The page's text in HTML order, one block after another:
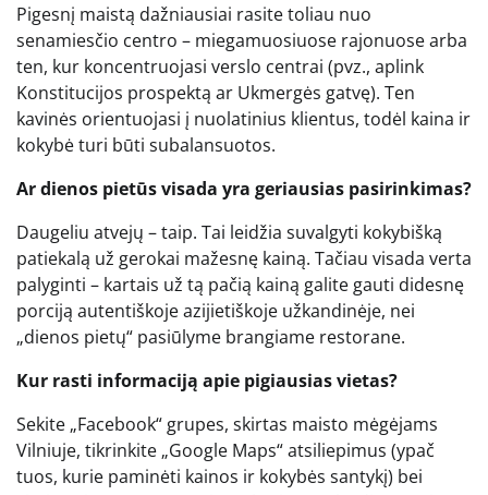
Pigesnį maistą dažniausiai rasite toliau nuo
senamiesčio centro – miegamuosiuose rajonuose arba
ten, kur koncentruojasi verslo centrai (pvz., aplink
Konstitucijos prospektą ar Ukmergės gatvę). Ten
kavinės orientuojasi į nuolatinius klientus, todėl kaina ir
kokybė turi būti subalansuotos.
Ar dienos pietūs visada yra geriausias pasirinkimas?
Daugeliu atvejų – taip. Tai leidžia suvalgyti kokybišką
patiekalą už gerokai mažesnę kainą. Tačiau visada verta
palyginti – kartais už tą pačią kainą galite gauti didesnę
porciją autentiškoje azijietiškoje užkandinėje, nei
„dienos pietų“ pasiūlyme brangiame restorane.
Kur rasti informaciją apie pigiausias vietas?
Sekite „Facebook“ grupes, skirtas maisto mėgėjams
Vilniuje, tikrinkite „Google Maps“ atsiliepimus (ypač
tuos, kurie paminėti kainos ir kokybės santykį) bei